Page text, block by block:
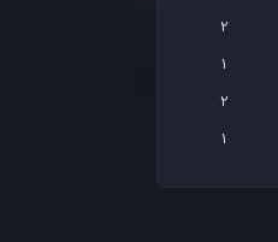
2
1
2
1